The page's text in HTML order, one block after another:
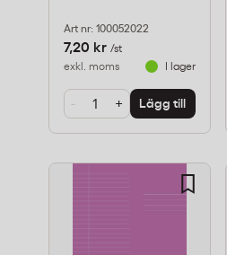
Art nr: 100052022
7,20 kr /st
exkl. moms
I lager
- + Lägg till